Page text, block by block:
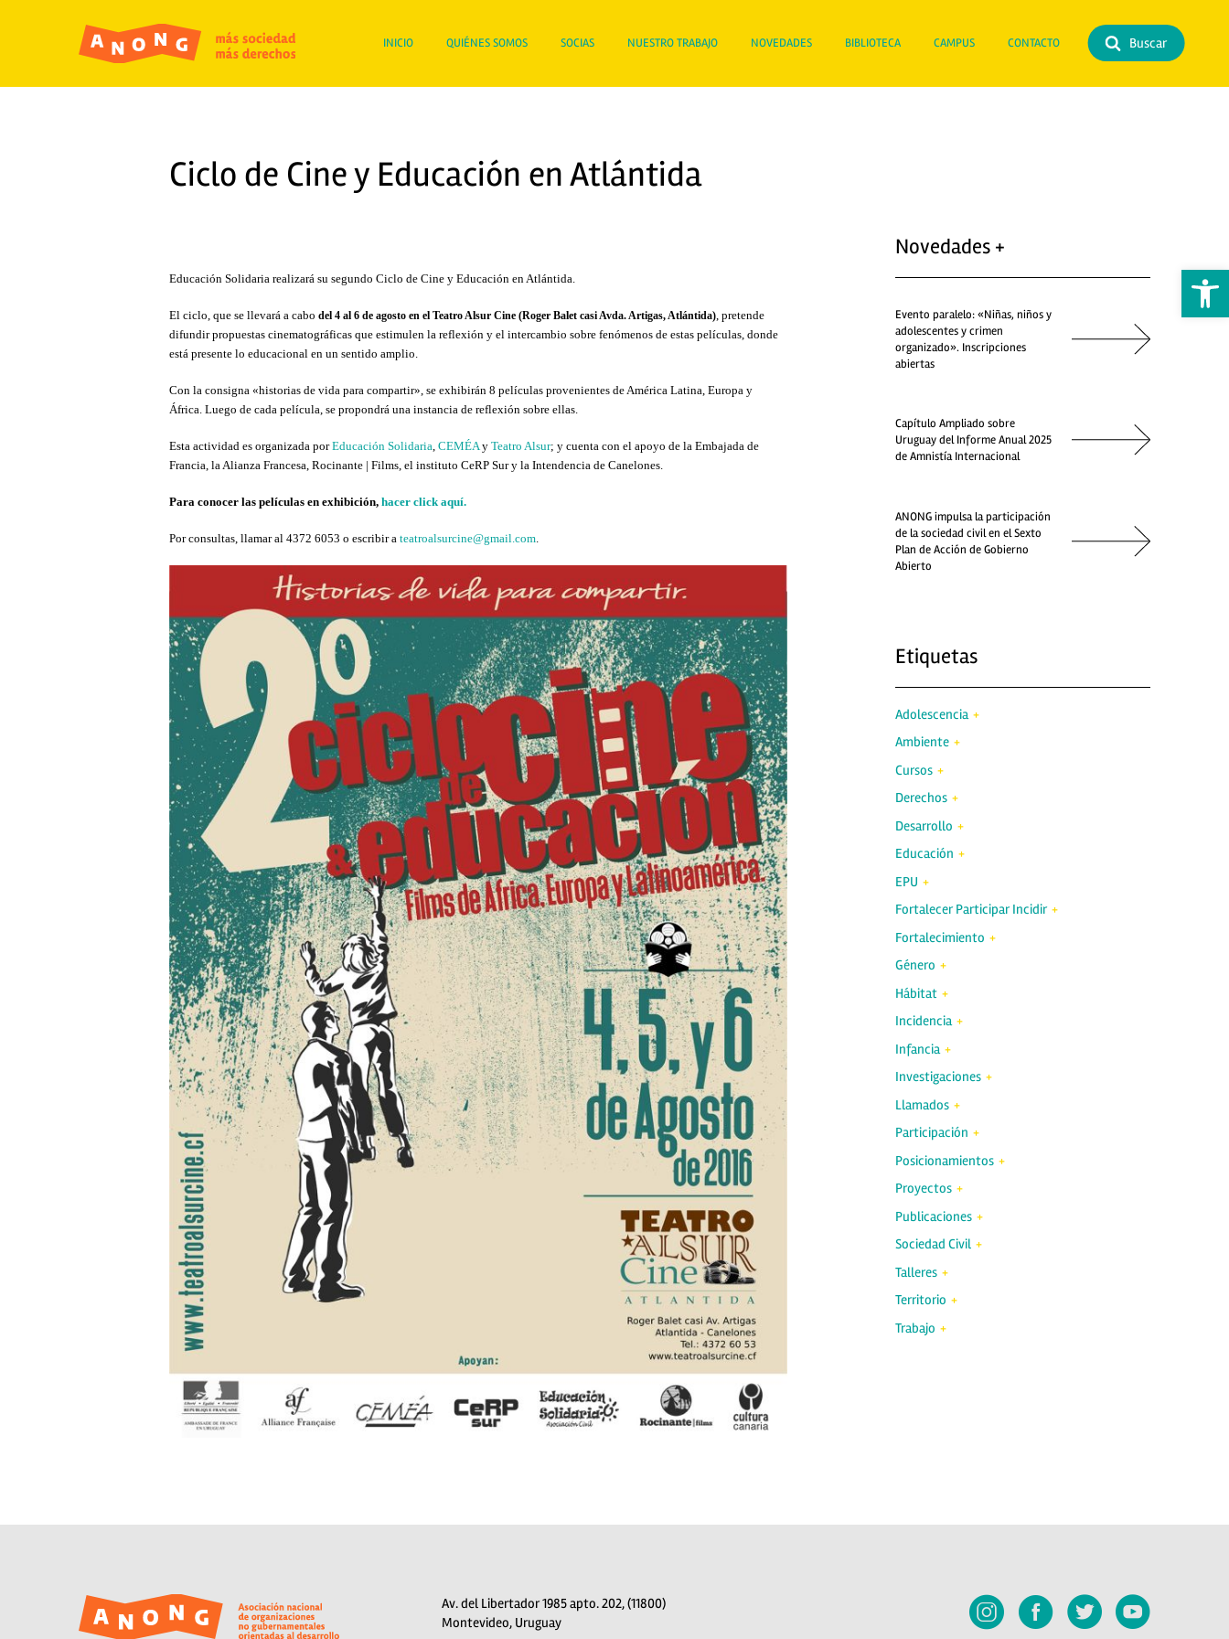
Abrir
INICIO QUIÉNES SOMOS SOCIAS NUESTRO TRABAJO NOVEDADES BIBLIOTECA CAMPUS CONTACTO Buscar
Ciclo de Cine y Educación en Atlántida
Educación Solidaria realizará su segundo Ciclo de Cine y Educación en Atlántida.
El ciclo, que se llevará a cabo del 4 al 6 de agosto en el Teatro Alsur Cine (Roger Balet casi Avda. Artigas, Atlántida), pretende
difundir propuestas cinematográficas que estimulen la reflexión y el intercambio sobre fenómenos de estas películas, donde
está presente lo educacional en un sentido amplio.
Con la consigna «historias de vida para compartir»,se exhibirán 8 películas provenientes de América Latina, Europa y
África. Luego de cada película, se propondrá una instancia de reflexión sobre ellas.
Esta actividad es organizada porEducación Solidaria, CEMÉAy Teatro Alsur; y cuenta con el apoyo de la Embajada de
Francia, la Alianza Francesa, Rocinante | Films, el instituto CeRP Sur y la Intendencia de Canelones.
Para conocer las películas en exhibición, hacer click aquí.
Por consultas, llamar al 4372 6053 o escribir a teatroalsurcine@gmail.com.
Novedades +
Evento paralelo: «Niñas, niños y
adolescentes y crimen
organizado». Inscripciones
abiertas
Capítulo Ampliado sobre
Uruguay del Informe Anual 2025
de Amnistía Internacional
ANONG impulsa la participación
de la sociedad civil en el Sexto
Plan de Acción de Gobierno
Abierto
Etiquetas
Adolescencia
Ambiente
Cursos
Derechos
Desarrollo
Educación
EPU
Fortalecer Participar Incidir
Fortalecimiento
Género
Hábitat
Incidencia
Infancia
Investigaciones
Llamados
Participación
Posicionamientos
Proyectos
Publicaciones
Sociedad Civil
Talleres
Territorio
Trabajo
Av. del Libertador 1985 apto. 202, (11800)
Montevideo, Uruguay